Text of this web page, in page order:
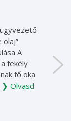
olaj”
A
fekély
fő oka
❯ Olvasd